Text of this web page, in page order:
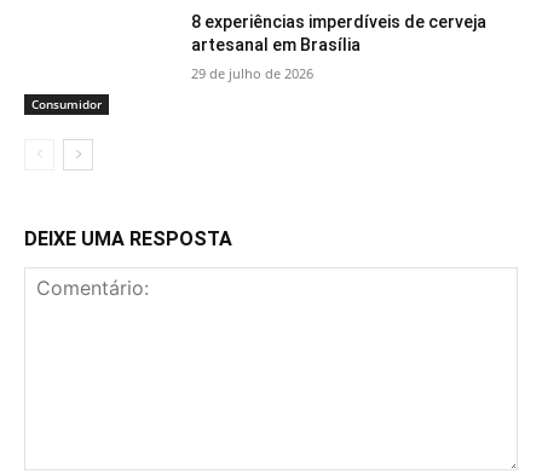
Consumidor
8 experiências imperdíveis de cerveja
artesanal em Brasília
29 de julho de 2026
DEIXE UMA RESPOSTA